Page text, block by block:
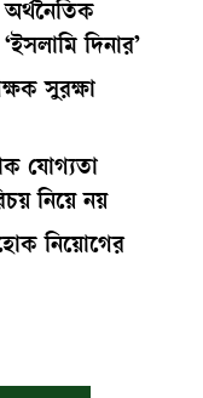
অর্থনৈতিক
দিনার’
সুরক্ষা
যোগ্যতা
নিয়ে নয়
হোক নিয়োগের